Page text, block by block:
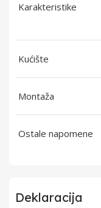
Karakteristike
Kućište
Montaža
Ostale napomene
Deklaracija